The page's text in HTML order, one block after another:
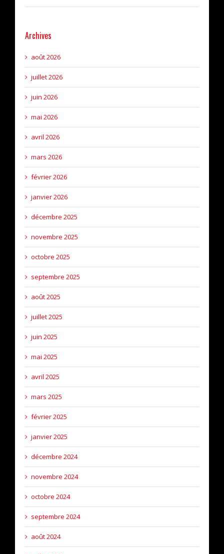
Archives
août 2026
juillet 2026
juin 2026
mai 2026
avril 2026
mars 2026
février 2026
janvier 2026
décembre 2025
novembre 2025
octobre 2025
septembre 2025
août 2025
juillet 2025
juin 2025
mai 2025
avril 2025
mars 2025
février 2025
janvier 2025
décembre 2024
novembre 2024
octobre 2024
septembre 2024
août 2024